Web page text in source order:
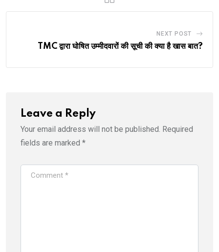
NEXT POST
TMC द्वारा घोषित उम्मीदवारों की सूची की क्या है खास बात?
Leave a Reply
Your email address will not be published. Required
fields are marked *